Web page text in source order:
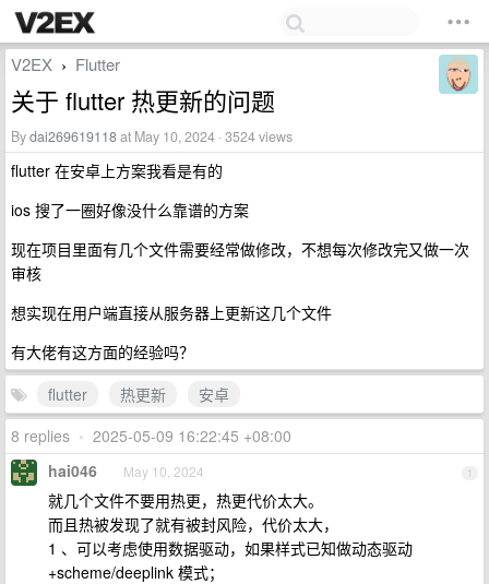
V2EX › Flutter
关于 flutter 热更新的问题
Bydai269619118at May 10, 2024 · 3524 views
flutter 在安卓上方案我看是有的
ios 搜了一圈好像没什么靠谱的方案
现在项目里面有几个文件需要经常做修改，不想每次修改完又做一次
审核
想实现在用户端直接从服务器上更新这几个文件
有大佬有这方面的经验吗？
flutter
热更新
安卓
8 replies • 2025-05-09 16:22:45 +08:00
1
hai046 May 10, 2024
就几个文件不要用热更，热更代价太大。
而且热被发现了就有被封风险，代价太大，
1 、可以考虑使用数据驱动，如果样式已知做动态驱动
+scheme/deeplink 模式；